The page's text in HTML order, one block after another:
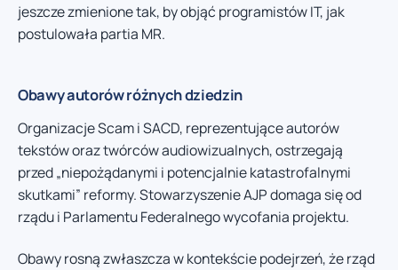
jeszcze zmienione tak, by objąć programistów IT, jak
postulowała partia MR.
Obawy autorów różnych dziedzin
Organizacje Scam i SACD, reprezentujące autorów
tekstów oraz twórców audiowizualnych, ostrzegają
przed „niepożądanymi i potencjalnie katastrofalnymi
skutkami” reformy. Stowarzyszenie AJP domaga się od
rządu i Parlamentu Federalnego wycofania projektu.
Obawy rosną zwłaszcza w kontekście podejrzeń, że rząd